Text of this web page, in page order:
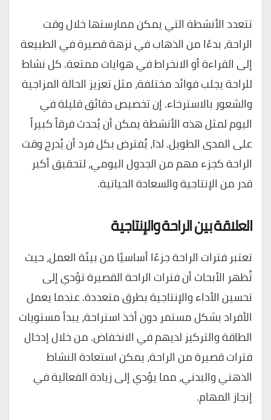
تتعدد الأنشطة التي يمكن ممارستها خلال وقت
الراحة، بدءًا من الذهاب في نزهة قصيرة في الطبيعة
إلى القراءة أو الانخراط في هوايات ممتعة. كل نشاط
للراحة يجلب فوائد مختلفة، مثل تعزيز الحالة المزاجية
والشعور بالاسترخاء. إن تخصيص دقائق قليلة في
اليوم لمثل هذه الأنشطة يمكن أن يُحدث فرقاً كبيراً
على المدى الطويل. لذا، يُفترض بكل فرد أن يُدرج وقت
الراحة كجزء مهم من الجدول اليومي، لتحقيق أكبر
قدر من الإنتاجية والسعادة الحياتية.
العلاقة بين الراحة والإنتاجية
تعتبر فترات الراحة جزءًا أساسيًا من بيئة العمل، حيث
تُظهر الأبحاث أن فترات الراحة القصيرة تؤدي إلى
تحسين الأداء والإنتاجية بطرق متعددة. عندما يعمل
الأفراد بشكل مستمر دون أخذ استراحة، يبدأ مستويات
الطاقة والتركيز لديهم في الانخفاض. من خلال إدخال
فترات قصيرة من الراحة، يمكن استعادة النشاط
الذهني والبدني، مما يؤدي إلى زيادة الفعالية في
إنجاز المهام.